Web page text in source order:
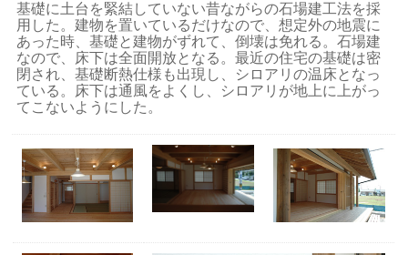
基礎に土台を緊結していない昔ながらの石場建工法を採
用した。建物を置いているだけなので、想定外の地震に
あった時、基礎と建物がずれて、倒壊は免れる。石場建
なので、床下は全面開放となる。最近の住宅の基礎は密
閉され、基礎断熱仕様も出現し、シロアリの温床となっ
ている。床下は通風をよくし、シロアリが地上に上がっ
てこないようにした。